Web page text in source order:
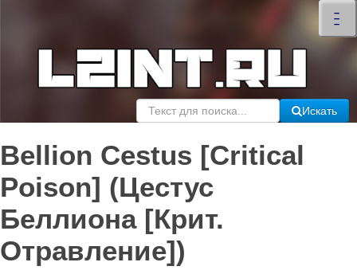
–
–
–
×
Искать
Bellion Cestus [Critical
Poison] (Цестус
Беллиона [Крит.
Отравление])